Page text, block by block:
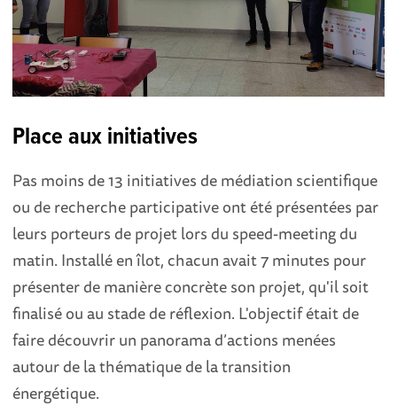
Place aux initiatives
Pas moins de 13 initiatives de médiation scientifique
ou de recherche participative ont été présentées par
leurs porteurs de projet lors du speed-meeting du
matin. Installé en îlot, chacun avait 7 minutes pour
présenter de manière concrète son projet, qu'il soit
finalisé ou au stade de réflexion. L'objectif était de
faire découvrir un panorama d’actions menées
autour de la thématique de la transition
énergétique.